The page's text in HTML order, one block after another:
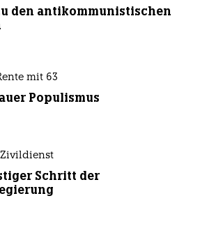
den antikommunistischen
mit 63
Populismus
Schritt der